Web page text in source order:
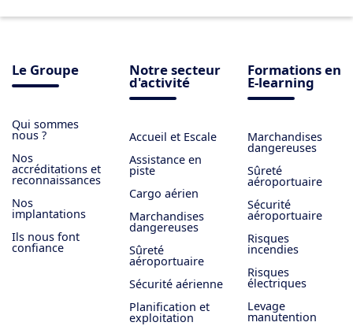
Le Groupe
Qui sommes
nous ?
Nos
accréditations et
reconnaissances
Nos
implantations
Ils nous font
confiance
Notre secteur
d'activité
Accueil et Escale
Assistance en
piste
Cargo aérien
Marchandises
dangereuses
Sûreté
aéroportuaire
Sécurité aérienne
Planification et
exploitation
Formations en
E-learning
Marchandises
dangereuses
Sûreté
aéroportuaire
Sécurité
aéroportuaire
Risques
incendies
Risques
électriques
Levage
manutention